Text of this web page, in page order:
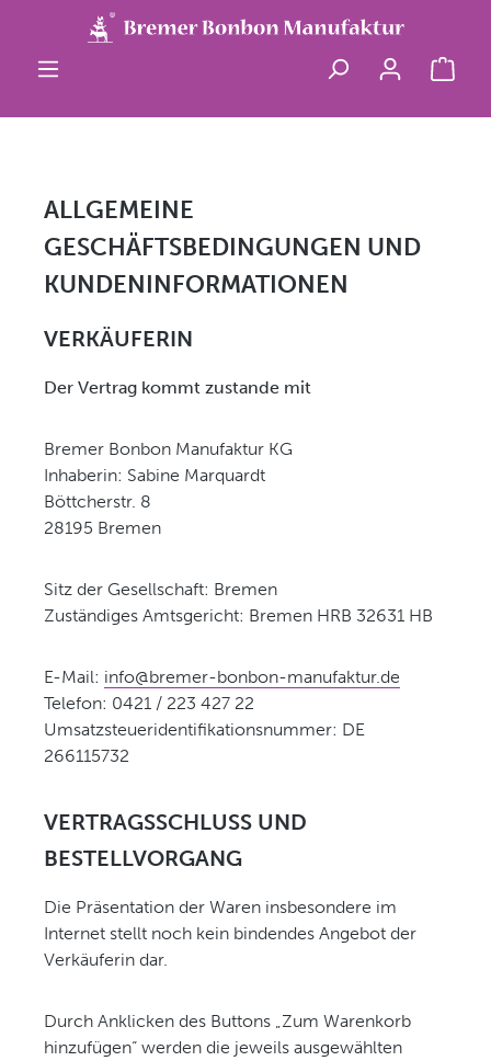
Zum Hauptinhalt springen
ALLGEMEINE
GESCHÄFTSBEDINGUNGEN UND
KUNDENINFORMATIONEN
VERKÄUFERIN
Der Vertrag kommt zustande mit
Bremer Bonbon Manufaktur KG
Inhaberin: Sabine Marquardt
Böttcherstr. 8
28195 Bremen
Sitz der Gesellschaft: Bremen
Zuständiges Amtsgericht: Bremen HRB 32631 HB
E-Mail: info@bremer-bonbon-manufaktur.de
Telefon: 0421 / 223 427 22
Umsatzsteueridentifikationsnummer: DE
266115732
VERTRAGSSCHLUSS UND
BESTELLVORGANG
Die Präsentation der Waren insbesondere im
Internet stellt noch kein bindendes Angebot der
Verkäuferin dar.
Durch Anklicken des Buttons „Zum Warenkorb
hinzufügen“ werden die jeweils ausgewählten